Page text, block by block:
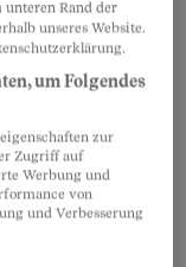
Daniel
für
(Arud). Der
am
ist das
vom
Rand der
unseres Website.
um Folgendes
zur
Zugriff auf
Werbung und
von
und Verbesserung